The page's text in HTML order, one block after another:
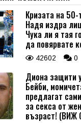
Кризата на 50-
Надя издра
Чука ли я тая
да повярвате
42602 0
Диона защити
Бейби,
предлагат
за секса от
възраст! (ВИЖ